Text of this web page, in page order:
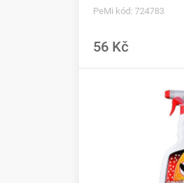
PeMi kód: 724783
56 Kč